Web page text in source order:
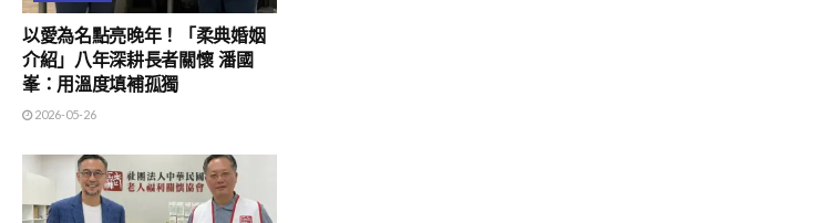
以愛為名點亮晚年！「柔典婚姻
介紹」八年深耕長者關懷 潘國
峯：用溫度填補孤獨
2026-05-26